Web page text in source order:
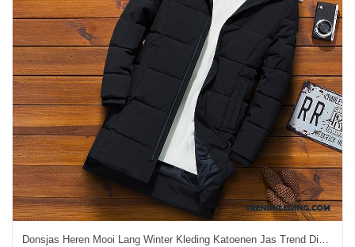
Donsjas Heren Mooi Lang Winter Kleding Katoenen Jas Trend Dikke Zwart